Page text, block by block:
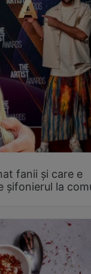
fanii și care e
șifonierul la